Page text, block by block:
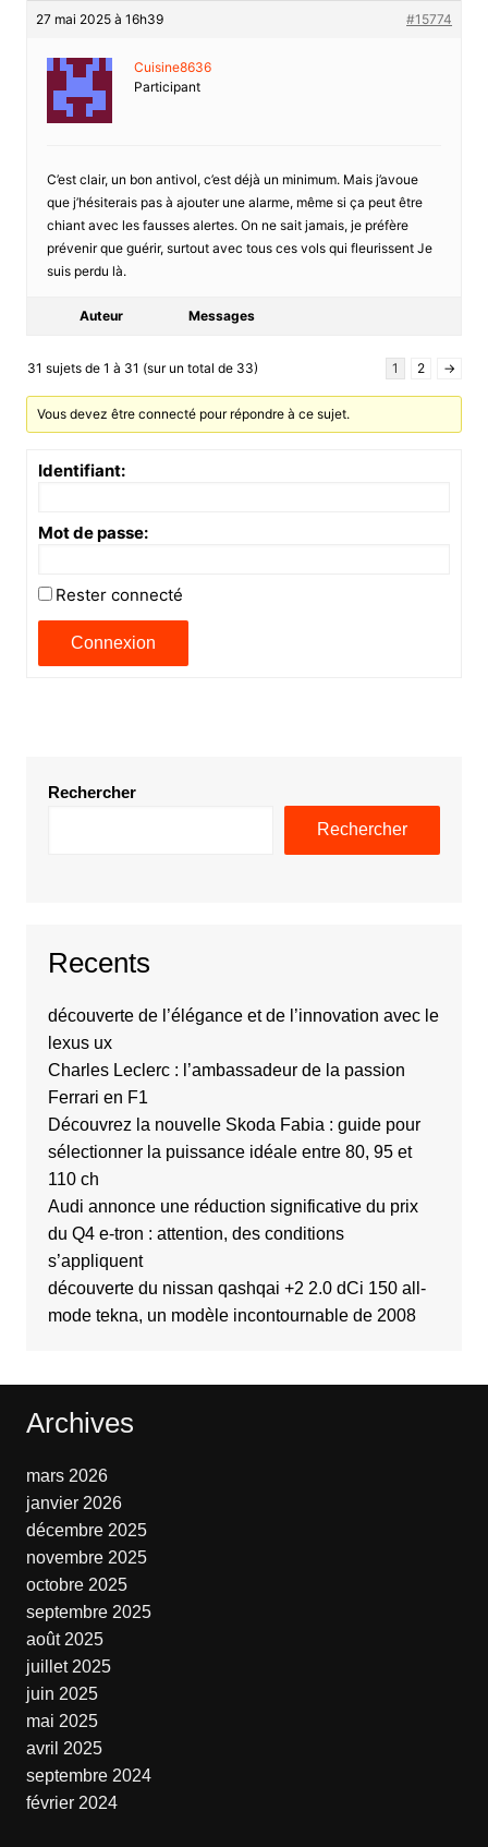
27 mai 2025 à 16h39 #15774
Cuisine8636
Participant
C’est clair, un bon antivol, c’est déjà un minimum. Mais j’avoue
que j’hésiterais pas à ajouter une alarme, même si ça peut être
chiant avec les fausses alertes. On ne sait jamais, je préfère
prévenir que guérir, surtout avec tous ces vols qui fleurissent Je
suis perdu là.
Auteur Messages
31 sujets de 1 à 31 (sur un total de 33) 1 2 →
Vous devez être connecté pour répondre à ce sujet.
Identifiant:
Mot de passe:
Rester connecté
Connexion
Rechercher
Rechercher
Recents
découverte de l’élégance et de l’innovation avec le
lexus ux
Charles Leclerc : l’ambassadeur de la passion
Ferrari en F1
Découvrez la nouvelle Skoda Fabia : guide pour
sélectionner la puissance idéale entre 80, 95 et
110 ch
Audi annonce une réduction significative du prix
du Q4 e-tron : attention, des conditions
s’appliquent
découverte du nissan qashqai +2 2.0 dCi 150 all-
mode tekna, un modèle incontournable de 2008
Archives
mars 2026
janvier 2026
décembre 2025
novembre 2025
octobre 2025
septembre 2025
août 2025
juillet 2025
juin 2025
mai 2025
avril 2025
septembre 2024
février 2024